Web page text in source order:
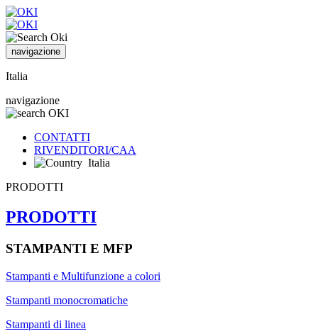
navigazione
Italia
navigazione
CONTATTI
RIVENDITORI/CAA
Italia
PRODOTTI
PRODOTTI
STAMPANTI E MFP
Stampanti e Multifunzione a colori
Stampanti monocromatiche
Stampanti di linea